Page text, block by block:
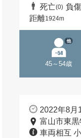
死亡(0) 負傷
距離1924m
45～54歳
他
2022年8月
富山市東黒
車両相互